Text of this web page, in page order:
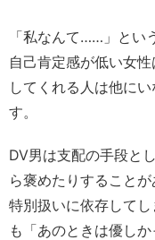
「私なんて……」とい
自己肯定感が低い女
してくれる人は他に
す。
DV男は支配の手段と
ら褒めたりすること
特別扱いに依存して
も「あのときは優し